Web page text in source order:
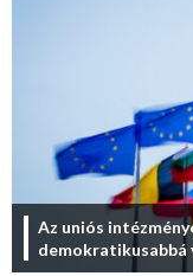
Az uniós
demokratikusabbá